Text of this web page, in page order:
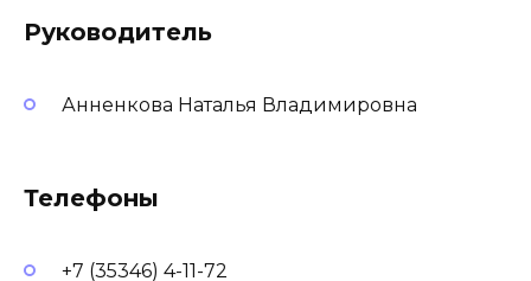
Руководитель
Анненкова Наталья Владимировна
Телефоны
+7 (35346) 4-11-72